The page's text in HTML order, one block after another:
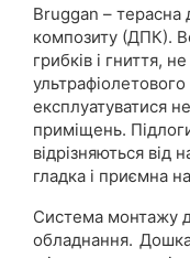
Bruggan –
композиту (ДПК).
грибків і гниття,
експлуатуватися
приміщень.
відрізняються від
гладка і приємна
Система монтажу
обладнання.